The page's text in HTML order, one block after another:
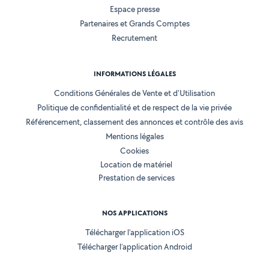
Espace presse
Partenaires et Grands Comptes
Recrutement
INFORMATIONS LÉGALES
Conditions Générales de Vente et d'Utilisation
Politique de confidentialité et de respect de la vie privée
Référencement, classement des annonces et contrôle des avis
Mentions légales
Cookies
Location de matériel
Prestation de services
NOS APPLICATIONS
Télécharger l’application iOS
Télécharger l’application Android